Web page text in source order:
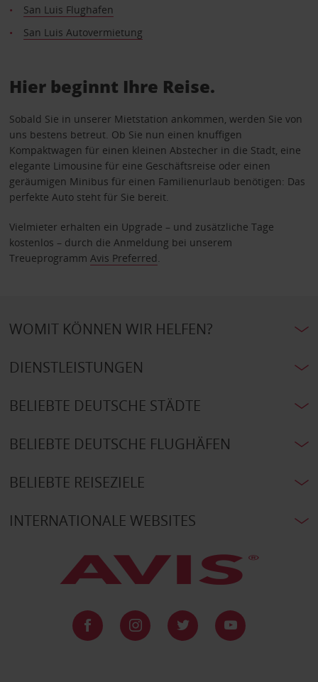
San Luis Flughafen
San Luis Autovermietung
Hier beginnt Ihre Reise.
Sobald Sie in unserer Mietstation ankommen, werden Sie von
uns bestens betreut. Ob Sie nun einen knuffigen
Kompaktwagen für einen kleinen Abstecher in die Stadt, eine
elegante Limousine für eine Geschäftsreise oder einen
geräumigen Minibus für einen Familienurlaub benötigen: Das
perfekte Auto steht für Sie bereit.
Vielmieter erhalten ein Upgrade – und zusätzliche Tage
kostenlos – durch die Anmeldung bei unserem
Treueprogramm Avis Preferred
WOMIT KÖNNEN WIR HELFEN?
DIENSTLEISTUNGEN
BELIEBTE DEUTSCHE STÄDTE
BELIEBTE DEUTSCHE FLUGHÄFEN
BELIEBTE REISEZIELE
INTERNATIONALE WEBSITES